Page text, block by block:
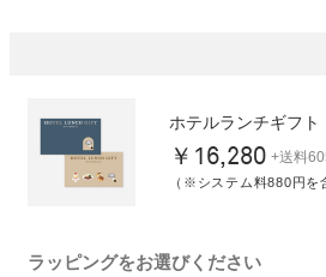
ホテルランチギフト
￥16,280 +送料
（※システム料880円を
ラッピングをお選びください